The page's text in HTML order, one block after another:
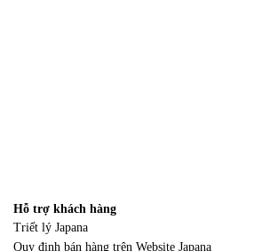
Hỗ trợ khách hàng
Triết lý Japana
Quy định bán hàng trên Website Japana